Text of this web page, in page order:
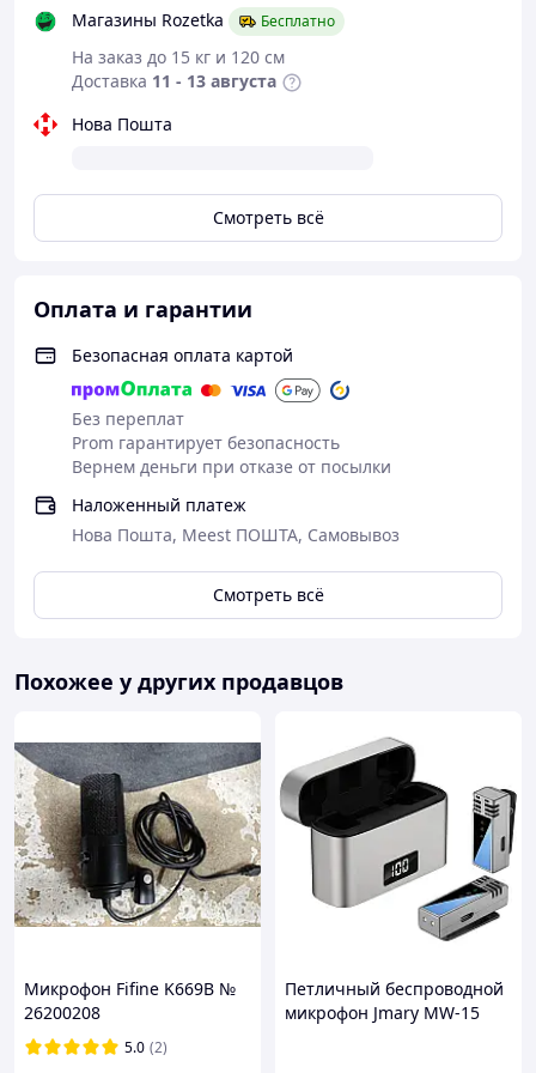
и использования в любой ситуации
: Подходит для интервью, съемок
и других сценариев, где важен
высококачественный беспроводной микрофон 🎙️.
2.4G, обеспечивая беспроводную связь на
при 40ccc dBFS, что позволяет получать четкий
звук даже на расстоянии 📢.
Дизайн: Компактный и легкий дизайн, вес всего
14 г, делает его удобным при использовании в
различных условиях ⚖️.
Состояние товара
: Новый
Комплект поставки
: Микрофон, ресивер,
кабель
Магазины Rozetka
Бесплатно
На заказ до 15 кг и 120 см
Доставка 11 - 13 августа
Нова Пошта
Смотреть всё
Оплата и гарантии
Безопасная оплата картой
Без переплат
Prom гарантирует безопасность
Вернем деньги при отказе от посылки
Наложенный платеж
Нова Пошта, Meest ПОШТА, Самовывоз
Смотреть всё
Похожее у других продавцов
Микрофон Fifine K669B №
26200208
5.0 (2)
Петличный беспроводной
микрофон Jmary MW-15